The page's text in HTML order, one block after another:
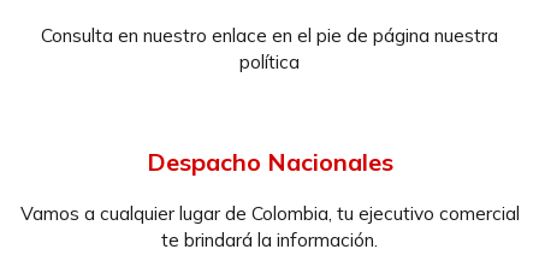
Consulta en nuestro enlace en el pie de página nuestra
política
Despacho Nacionales
Vamos a cualquier lugar de Colombia, tu ejecutivo comercial
te brindará la información.